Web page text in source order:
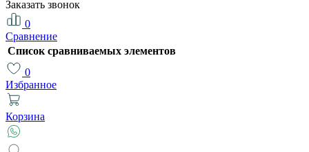
Заказать звонок
0
Сравнение
Список сравниваемых элементов
0
Избранное
Корзина